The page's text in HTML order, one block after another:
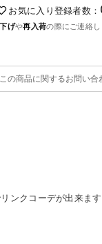
お気に入り登録者数：
げや再入荷の際にご連絡
この商品に関するお問い合
ンクコーデが出来ます